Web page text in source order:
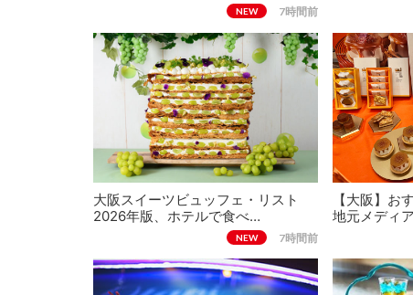
NEW 7時間前
大阪スイーツビュッフェ・リスト
2026年版、ホテルで食べ…
NEW 7時間前
【大阪】お
地元メディ